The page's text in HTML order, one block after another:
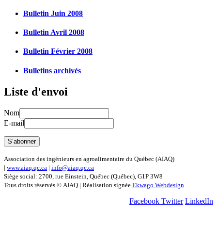
Bulletin Juin 2008
Bulletin Avril 2008
Bulletin Février 2008
Bulletins archivés
Liste d'envoi
Nom
E-mail
Association des ingénieurs en agroalimentaire du Québec (AIAQ)
| www.aiaq.qc.ca | info@aiaq.qc.ca
Siège social: 2700, rue Einstein, Québec (Québec), G1P 3W8
Tous droits réservés © AIAQ | Réalisation signée Ekwago Webdesign
Facebook Twitter LinkedIn